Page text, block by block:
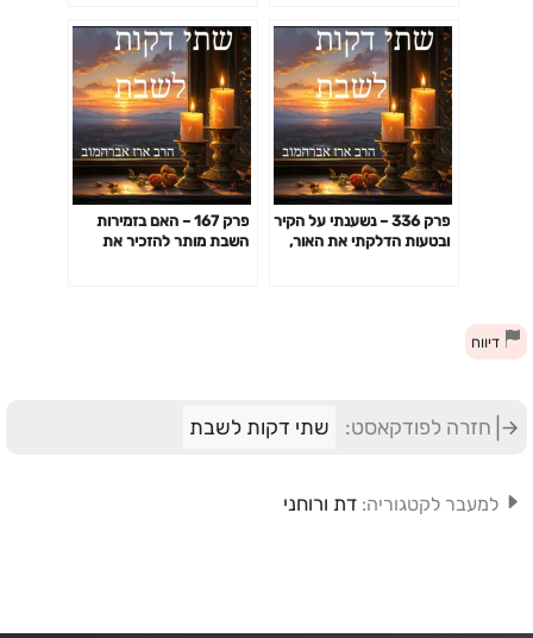
פרק 336 – נשענתי על הקיר
ובטעות הדלקתי את האור,
פרק 167 – האם בזמירות
השבת מותר להזכיר את
דיווח
חזרה לפודקאסט: שתי דקות לשבת
למעבר לקטגוריה: דת ורוחני